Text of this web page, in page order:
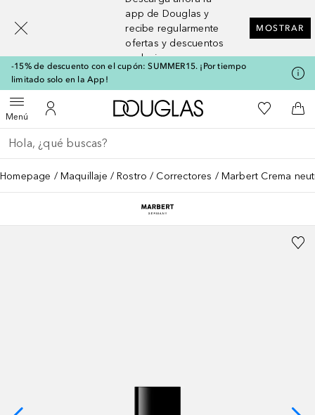
app de Douglas y
recibe regularmente
ofertas y descuentos
exclusivos
MOSTRAR
-15% de descuento con el cupón: SUMMER15. ¡Por tiempo
limitado solo en la App!
MenúAbrir menúMi cuenta
A Douglas HomeMi lista de
A
Regresar
Ejecutar búsqueda
Homepage Maquillaje Rostro Correctores Marbert Crema
[navigation.slideout.screenreader]